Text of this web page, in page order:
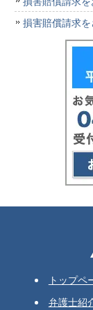
損害賠償請求
トップペ
弁護士紹